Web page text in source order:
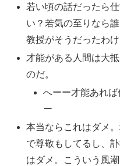
若い頃の話だったら
い？若気の至りなら
教授がそうだったわ
才能がある人間は大
のだ。
へーー才能あれ
ー
本当ならこれはダメ
で尊敬もしてるし、
はダメ。こういう風